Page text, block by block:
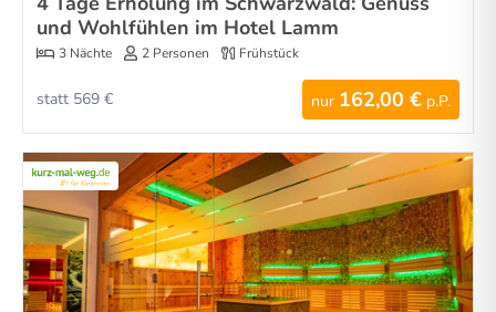
und Wohlfühlen im Hotel Lamm
3 Nächte 2 Personen Frühstück
nur 162,00 € p.P.
statt 569 €